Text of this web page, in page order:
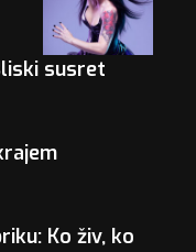
susret
Ko živ, ko